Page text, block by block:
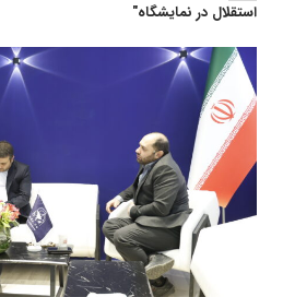
استقلال در نمایشگاه"